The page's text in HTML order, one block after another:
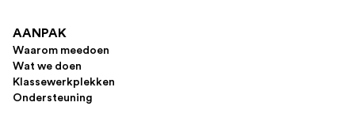
AANPAK
Waarom meedoen
Wat we doen
Klassewerkplekken
Ondersteuning